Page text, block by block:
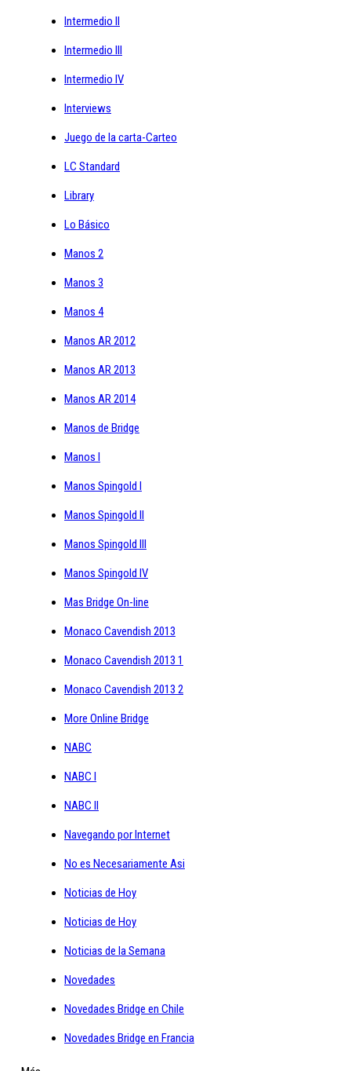
Intermedio II
Intermedio III
Intermedio IV
Interviews
Juego de la carta-Carteo
LC Standard
Library
Lo Básico
Manos 2
Manos 3
Manos 4
Manos AR 2012
Manos AR 2013
Manos AR 2014
Manos de Bridge
Manos I
Manos Spingold I
Manos Spingold II
Manos Spingold III
Manos Spingold IV
Mas Bridge On-line
Monaco Cavendish 2013
Monaco Cavendish 2013 1
Monaco Cavendish 2013 2
More Online Bridge
NABC
NABC I
NABC II
Navegando por Internet
No es Necesariamente Asi
Noticias de Hoy
Noticias de Hoy
Noticias de la Semana
Novedades
Novedades Bridge en Chile
Novedades Bridge en Francia